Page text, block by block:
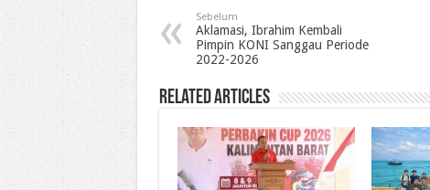
Sebelum
Aklamasi, Ibrahim Kembali
Pimpin KONI Sanggau Periode
2022-2026
Related Articles